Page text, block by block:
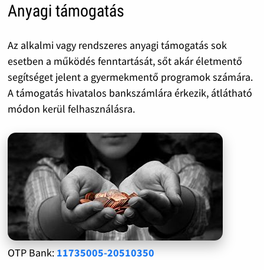
Anyagi támogatás
Az alkalmi vagy rendszeres anyagi támogatás sok
esetben a működés fenntartását, sőt akár életmentő
segítséget jelent a gyermekmentő programok számára.
A támogatás hivatalos bankszámlára érkezik, átlátható
módon kerül felhasználásra.
OTP Bank: 11735005-20510350